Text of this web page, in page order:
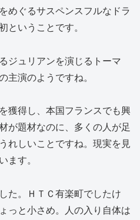
めぐるサスペンスフルなドラ
ということです。
ジュリアンを演じるトーマ
主演のようですね。
獲得し、本国フランスでも興
が題材なのに、多くの人が足
れしいことですね。現実を見
ます。
た。ＨＴＣ有楽町でしたけ
っと小さめ。人の入り自体は